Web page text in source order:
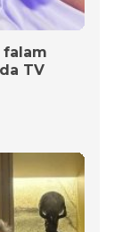
falam
TV